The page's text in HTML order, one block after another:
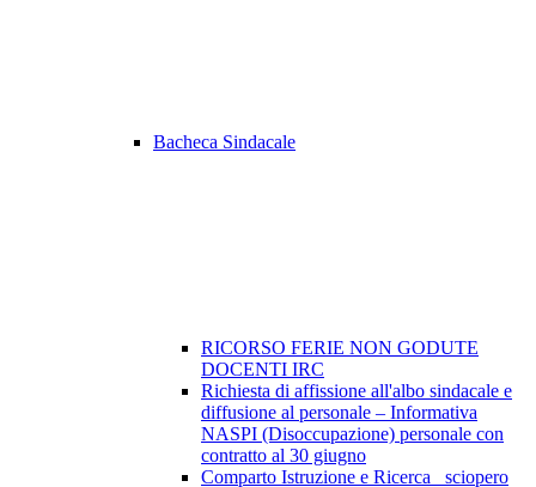
Bacheca Sindacale
RICORSO FERIE NON GODUTE
DOCENTI IRC
Richiesta di affissione all'albo sindacale e
diffusione al personale – Informativa
NASPI (Disoccupazione) personale con
contratto al 30 giugno
Comparto Istruzione e Ricerca_ sciopero